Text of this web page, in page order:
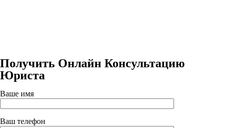
Получить Онлайн Консультацию
Юриста
Ваше имя
Ваш телефон